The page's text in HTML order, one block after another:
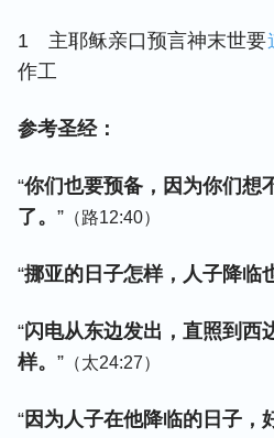
1 主耶稣亲口预言神末世要
作工
参考圣经：
“你们也要预备，因为你们想
了。 ” （路12:40）
“挪亚的日子怎样，人子降临
“闪电从东边发出，直照到西
样。 ” （太24:27）
“因为人子在他降临的日子，